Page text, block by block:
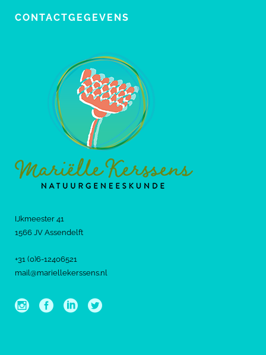
CONTACTGEGEVENS
IJkmeester 41
1566 JV Assendelft
+31 (0)6-12406521
mail@mariellekerssens.nl